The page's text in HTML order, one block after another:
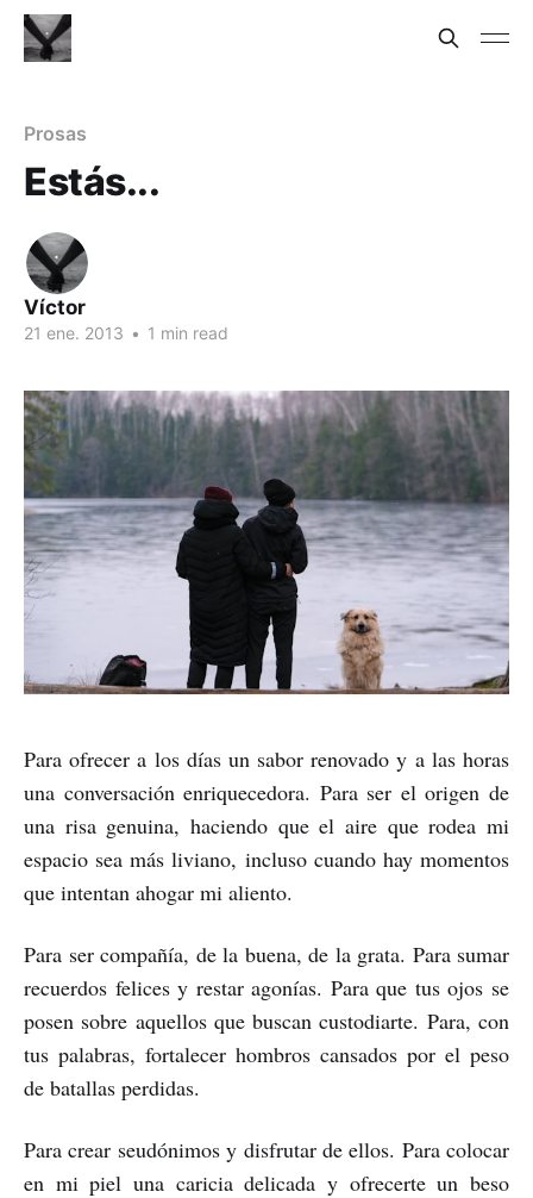
Prosas
Estás...
Víctor
21 ene. 2013 • 1 min read
Para ofrecer a los días un sabor renovado y a las horas
una conversación enriquecedora. Para ser el origen de
una risa genuina, haciendo que el aire que rodea mi
espacio sea más liviano, incluso cuando hay momentos
que intentan ahogar mi aliento.
Para ser compañía, de la buena, de la grata. Para sumar
recuerdos felices y restar agonías. Para que tus ojos se
posen sobre aquellos que buscan custodiarte. Para, con
tus palabras, fortalecer hombros cansados por el peso
de batallas perdidas.
Para crear seudónimos y disfrutar de ellos. Para colocar
en mi piel una caricia delicada y ofrecerte un beso